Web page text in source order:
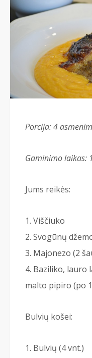
Porcija: 4
Gaminimo laikas:
Jums reikės:
Viščiuko
Svogūnų
Majonezo (2
Baziliko, lauro
malto pipiro (po
Bulvių košei:
Bulvių (4 vnt.)